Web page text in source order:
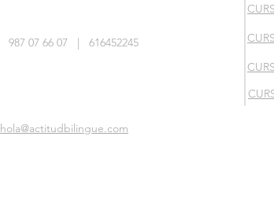
987 07 66 07 | 616452245
hola@actitudbilingue.com